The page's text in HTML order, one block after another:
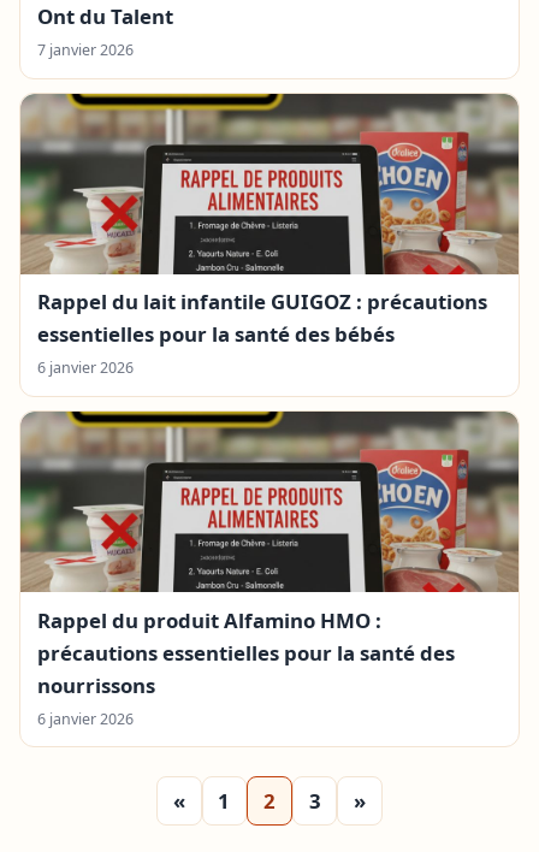
Ont du Talent
7 janvier 2026
Rappel du lait infantile GUIGOZ : précautions
essentielles pour la santé des bébés
6 janvier 2026
Rappel du produit Alfamino HMO :
précautions essentielles pour la santé des
nourrissons
6 janvier 2026
« 1 2 3 »